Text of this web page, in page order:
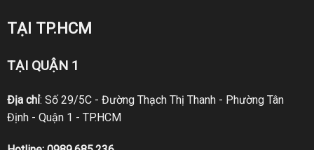
TẠI TP.HCM
TẠI QUẬN 1
Địa chỉ: Số 29/5C - Đường Thạch Thị Thanh - Phường Tân
Định - Quận 1 - TP.HCM